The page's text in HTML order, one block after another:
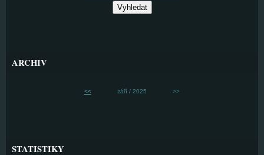
ARCHIV
<< září / 2025 >>
STATISTIKY